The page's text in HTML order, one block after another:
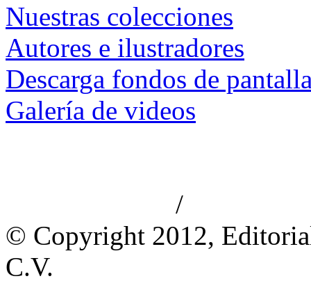
Nuestras colecciones
Autores e ilustradores
Descarga fondos de
Galería de videos
/
© Copyright 2012,
C.V.